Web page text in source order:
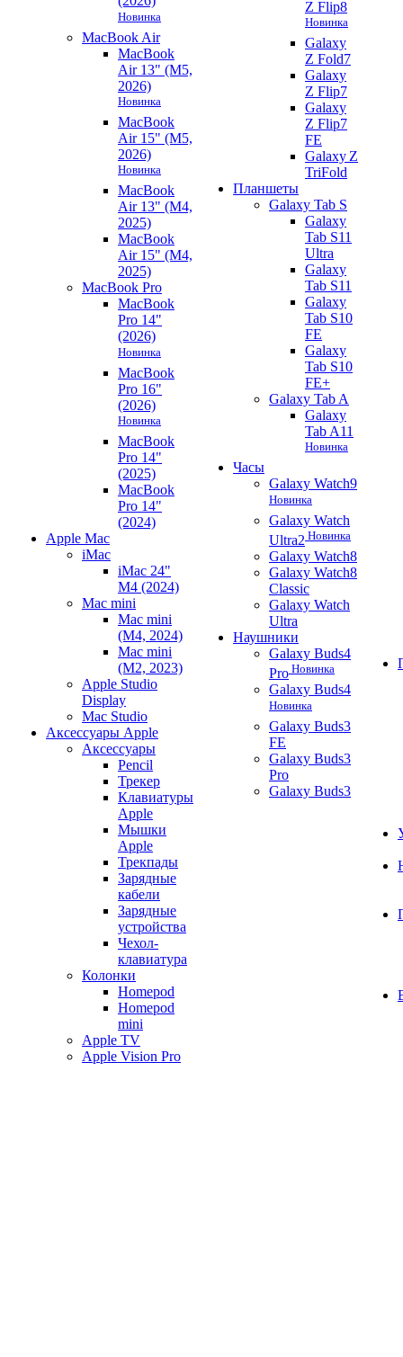
Новинка
MacBook Air
MacBook
Air 13" (M5,
2026)
Новинка
MacBook
Air 15" (M5,
2026)
Новинка
MacBook
Air 13" (M4,
2025)
MacBook
Air 15" (M4,
2025)
MacBook Pro
MacBook
Pro 14"
(2026)
Новинка
MacBook
Pro 16"
(2026)
Новинка
MacBook
Pro 14"
(2025)
MacBook
Pro 14"
(2024)
Apple Mac
iMac
iMac 24"
M4 (2024)
Mac mini
Mac mini
(M4, 2024)
Mac mini
(M2, 2023)
Apple Studio
Display
Mac Studio
Аксессуары Apple
Аксессуары
Pencil
Трекер
Клавиатуры
Apple
Мышки
Apple
Трекпады
Зарядные
кабели
Зарядные
устройства
Чехол-
клавиатура
Колонки
Homepod
Homepod
mini
Apple TV
Apple Vision Pro
Z Flip8
Новинка
Galaxy
Z Fold7
Galaxy
Z Flip7
Galaxy
Z Flip7
FE
Galaxy Z
TriFold
Планшеты
Galaxy Tab S
Galaxy
Tab S11
Ultra
Galaxy
Tab S11
Galaxy
Tab S10
FE
Galaxy
Tab S10
FE+
Galaxy Tab A
Galaxy
Tab A11
Новинка
Часы
Galaxy Watch9
Новинка
Galaxy Watch
Ultra2 Новинка
Galaxy Watch8
Galaxy Watch8
Classic
Galaxy Watch
Ultra
Наушники
Galaxy Buds4
Pro Новинка
Galaxy Buds4
Новинка
Galaxy Buds3
FE
Galaxy Buds3
Pro
Galaxy Buds3